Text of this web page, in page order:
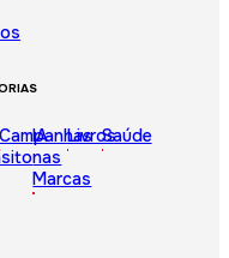
Campanhas
IA
nas
Marcas
LivrosSaúde